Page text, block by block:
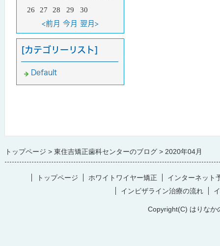
26
27 28 29 30
<前月 今月 翌月>
[カテゴリーリスト]
Default
トップページ 東住吉矯正歯科センターのブログ 2020年04月
トップページ ホワイトワイヤー矯正
インターネット
インビザライン治療の流れ
Copyright(C) はりなか